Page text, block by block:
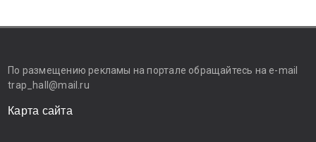
По размещению рекламы на портале обращайтесь на e-mail
trap_hall@mail.ru
Карта сайта